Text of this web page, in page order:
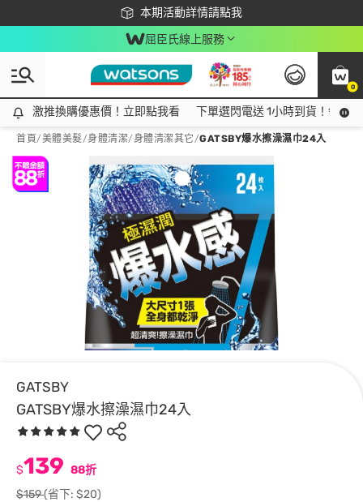
本期活動詳情請點我
下載app最高回饋$350
屈臣氏線上服務
0
激推換購優惠價！立即點我看
激推換購優惠價！立即點我看 下單選閃電送 1小時到貨！領神
首頁/美體美髮/身體清潔/身體清潔其它/GATSBY爆水擦澡濕巾24入
GATSBY
GATSBY爆水擦澡濕巾24入
$139 88折
$159(省下: $20)